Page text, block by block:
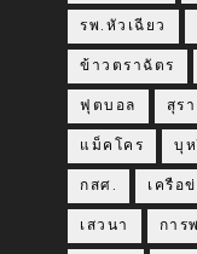
รพ.หัวเฉียว
ข้าวตราฉัตร
ฟุตบอล สุรา
แม็คโคร บุ
กสศ. เครือ
เสวนา การ